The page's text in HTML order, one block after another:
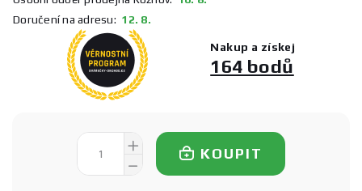
Doručení na adresu: 12. 8.
Nakup a získej
164 bodů
KOUPIT